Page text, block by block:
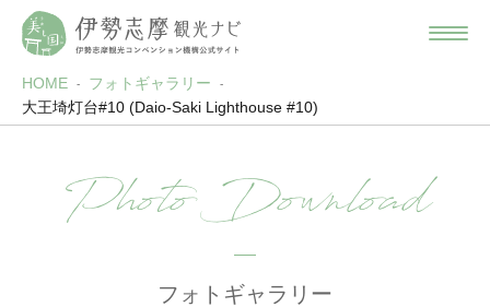
HOME
フォトギャラリー
大王埼灯台#10 (Daio-Saki Lighthouse #10)
Photo Download
フォトギャラリー